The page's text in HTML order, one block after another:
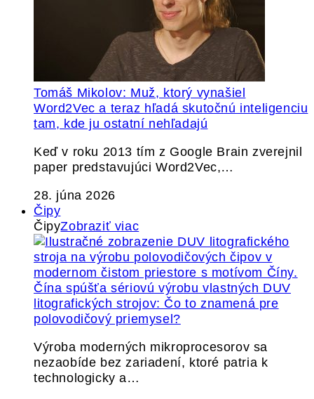
Tomáš Mikolov: Muž, ktorý vynašiel
Word2Vec a teraz hľadá skutočnú inteligenciu
tam, kde ju ostatní nehľadajú
Keď v roku 2013 tím z Google Brain zverejnil
paper predstavujúci Word2Vec,…
28. júna 2026
Čipy
ČipyZobraziť viac
Čína spúšťa sériovú výrobu vlastných DUV
litografických strojov: Čo to znamená pre
polovodičový priemysel?
Výroba moderných mikroprocesorov sa
nezaobíde bez zariadení, ktoré patria k
technologicky a…